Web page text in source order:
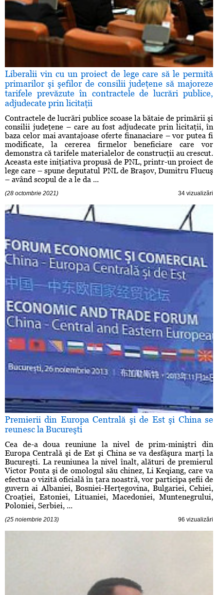
Liberalii vin cu un proiect de lege care să le permită
primarilor şi şefilor de consilii judeţene să majoreze
tarifele prevăzute în contractele de lucrări publice,
adjudecate prin licitaţii
Contractele de lucrări publice scoase la bătaie de primării şi
consilii judeţene – care au fost adjudecate prin licitaţii, în
baza celor mai avantajoase oferte finanaciare – vor putea fi
modificate, la cererea firmelor beneficiare care vor
demonstra că tarifele materialelor de construcţii au crescut.
Aceasta este iniţiativa propusă de PNL, printr-un proiect de
lege care – spune deputatul PNL de Braşov, Dumitru Flucuş
– având scopul de a le da ...
(28 octombrie 2021) 34 vizualizări
Premierii din Europa Centrală şi de Est şi China se
reunesc la Bucureşti
Cea de-a doua reuniune la nivel de prim-miniştri din
Europa Centrală şi de Est şi China se va desfăşura marţi la
Bucureşti. La reuniunea la nivel înalt, alături de premierul
Victor Ponta şi de omologul său chinez, Li Keqiang, care va
efectua o vizită oficială în ţara noastră, vor participa şefii de
guvern ai Albaniei, Bosniei-Herţegovina, Bulgariei, Cehiei,
Croaţiei, Estoniei, Lituaniei, Macedoniei, Muntenegrului,
Poloniei, Serbiei, ...
(25 noiembrie 2013) 96 vizualizări